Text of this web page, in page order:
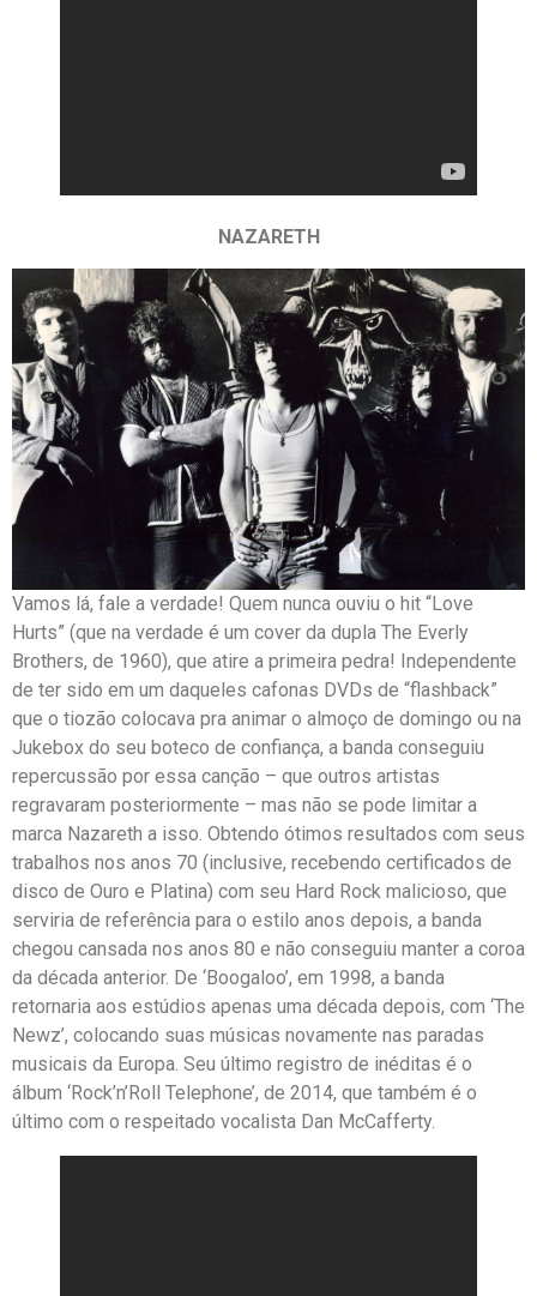
NAZARETH
Vamos lá, fale a verdade! Quem nunca ouviu o hit “Love
Hurts” (que na verdade é um cover da dupla The Everly
Brothers, de 1960), que atire a primeira pedra! Independente
de ter sido em um daqueles cafonas DVDs de “flashback”
que o tiozão colocava pra animar o almoço de domingo ou na
Jukebox do seu boteco de confiança, a banda conseguiu
repercussão por essa canção – que outros artistas
regravaram posteriormente – mas não se pode limitar a
marca Nazareth a isso. Obtendo ótimos resultados com seus
trabalhos nos anos 70 (inclusive, recebendo certificados de
disco de Ouro e Platina) com seu Hard Rock malicioso, que
serviria de referência para o estilo anos depois, a banda
chegou cansada nos anos 80 e não conseguiu manter a coroa
da década anterior. De ‘Boogaloo’, em 1998, a banda
retornaria aos estúdios apenas uma década depois, com ‘The
Newz’, colocando suas músicas novamente nas paradas
musicais da Europa. Seu último registro de inéditas é o
álbum ‘Rock’n’Roll Telephone’, de 2014, que também é o
último com o respeitado vocalista Dan McCafferty.